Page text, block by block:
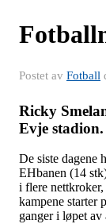
Postet av Fotball
Ricky
Evje stadion.
De siste dagene
EHbanen (14
i flere
kampene starter
ganger i løpet